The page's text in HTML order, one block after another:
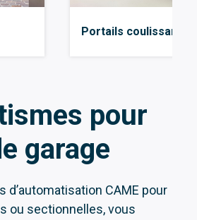
Portails coulissants
pour
garage
CAME pour
ou sectionnelles, vous